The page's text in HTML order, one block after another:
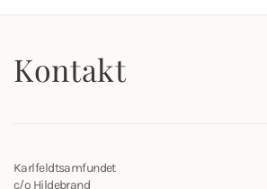
Kontakt
Karlfeldtsamfundet
c/o Hildebrand